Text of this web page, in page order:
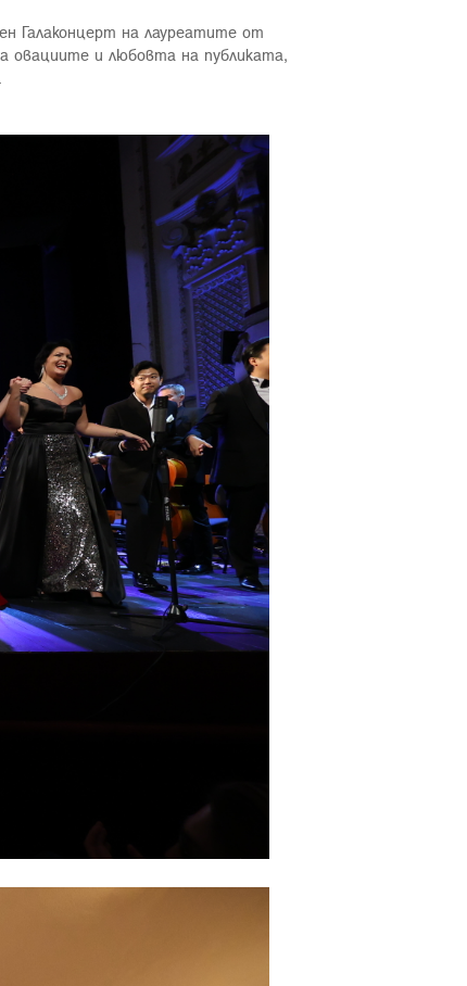
Галаконцерт на лауреатите от
овациите и любовта на публиката,